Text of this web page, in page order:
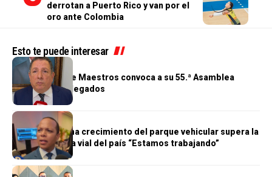
derrotan a Puerto Rico y van por el
oro ante Colombia
Esto te puede interesar
GENERALES
Cooperativa de Maestros convoca a su 55.ª Asamblea
General de Delegados
GENERALES
Morrison afirma crecimiento del parque vehicular supera la
infraestructura vial del país “Estamos trabajando”
GENERALES